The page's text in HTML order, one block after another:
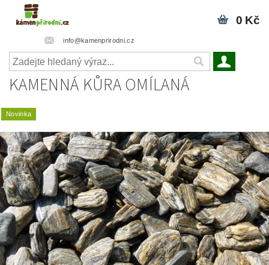
info@kamenprirodni.cz
0 Kč
KAMENNÁ KŮRA OMÍLANÁ
Novinka